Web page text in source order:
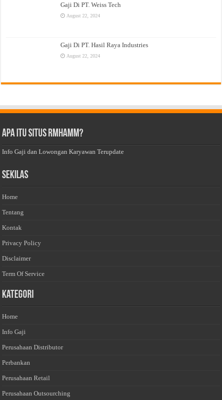
Gaji Di PT. Weiss Tech
August 22, 2024
Gaji Di PT. Hasil Raya Industries
August 22, 2024
Apa Itu Situs Rmhamm?
Info Gaji dan Lowongan Karyawan Terupdate
Sekilas
Home
Tentang
Kontak
Privacy Policy
Disclaimer
Term Of Service
Kategori
Home
Info Gaji
Perusahaan Distributor
Perbankan
Perusahaan Retail
Perusahaan Outsourching